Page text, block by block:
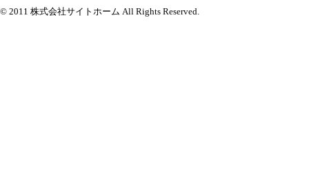
© 2011 株式会社サイトホーム All Rights Reserved.